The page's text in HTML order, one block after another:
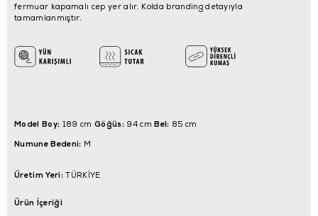
fermuar kapamalı cep yer alır. Kolda branding detayıyla
tamamlanmıştır.
Model Boy: 189 cm Göğüs:94 cmBel: 85 cm
Numune Bedeni: M
Üretim Yeri:TÜRKİYE
Ürün İçeriği